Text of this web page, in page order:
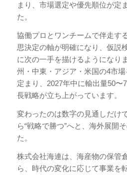
まり、市場選定や優先順位が定
た。
協働プロとワンチームで伴走す
思決定の軸が明確になり、仮説
に次の一手を描けるようになり
州・中東・アジア・米国の4市
定まり、2027年中に輸出量50〜
長戦略が立ち上がっています。
変わったのは数字の見通しだけ
ら“戦略で勝つ”へと、海外展開
た。
株式会社海連は、海産物の保管
ら、時代の変化に応じて事業を